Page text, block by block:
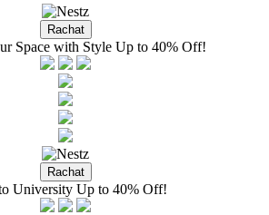
Space with Style Up to 40% Off!
University Up to 40% Off!